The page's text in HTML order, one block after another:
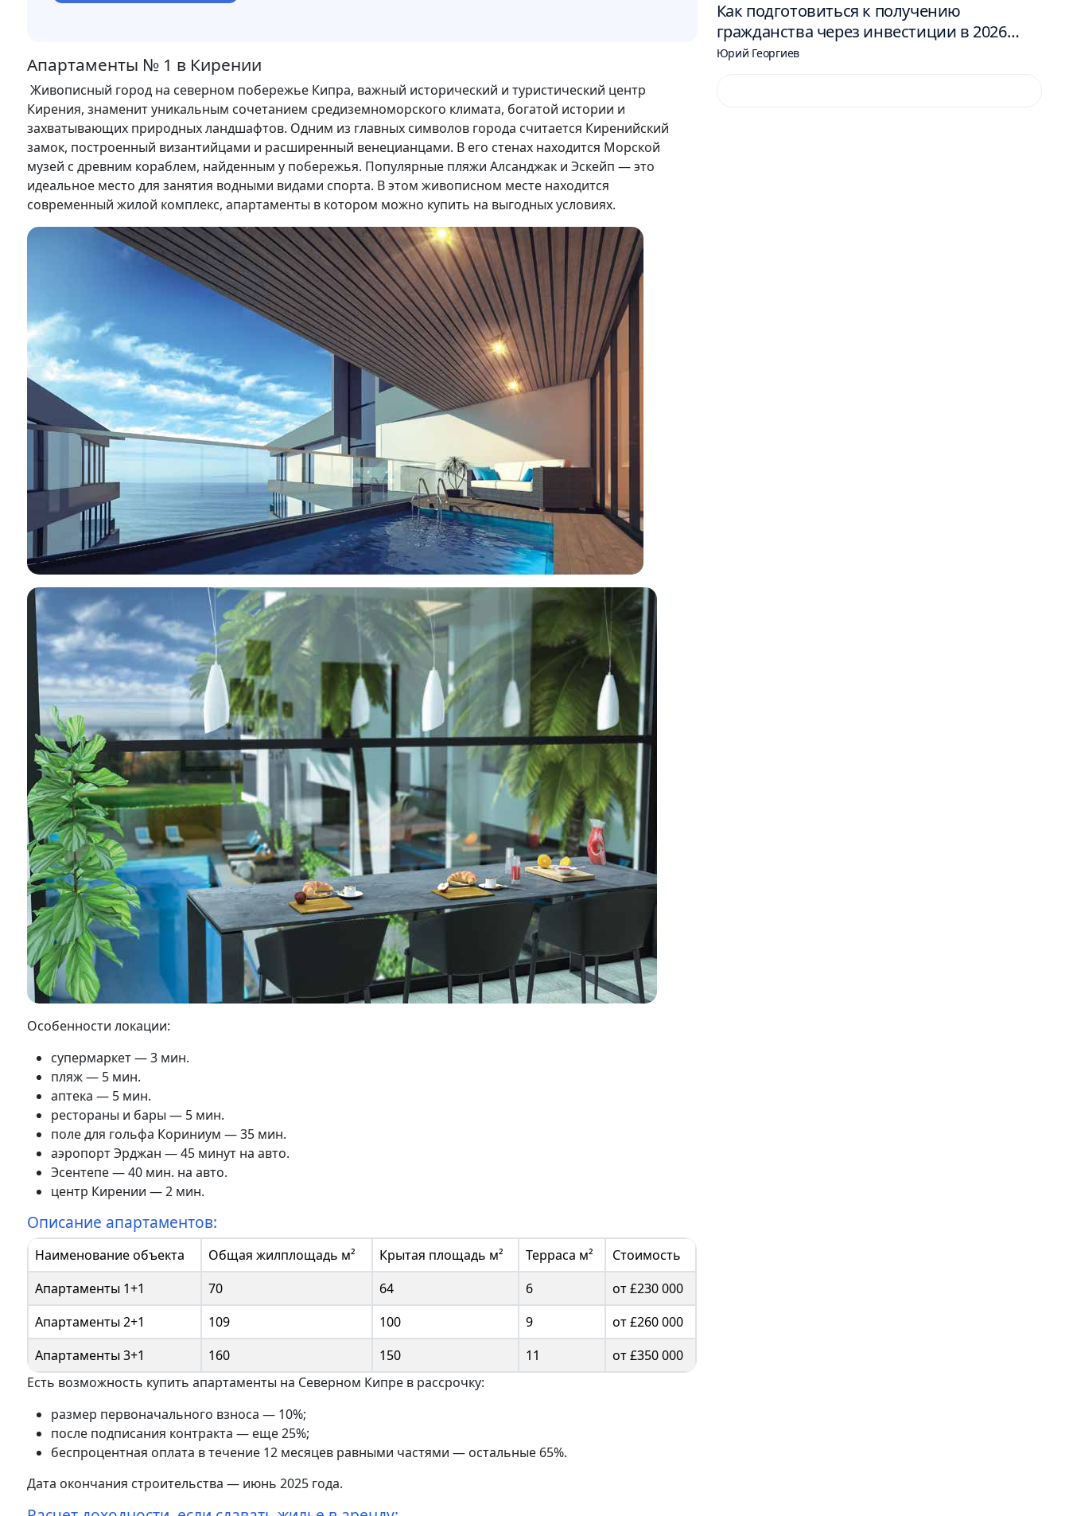
Апартаменты № 1 в Кирении
Живописный город на северном побережье Кипра, важный исторический и туристический центр
Кирения, знаменит уникальным сочетанием средиземноморского климата, богатой истории и
захватывающих природных ландшафтов. Одним из главных символов города считается Киренийский
замок, построенный византийцами и расширенный венецианцами. В его стенах находится Морской
музей с древним кораблем, найденным у побережья. Популярные пляжи Алсанджак и Эскейп — это
идеальное место для занятия водными видами спорта. В этом живописном месте находится
современный жилой комплекс, апартаменты в котором можно купить на выгодных условиях.
Особенности локации:
супермаркет — 3 мин.
пляж — 5 мин.
аптека — 5 мин.
рестораны и бары — 5 мин.
поле для гольфа Кориниум — 35 мин.
аэропорт Эрджан — 45 минут на авто.
Эсентепе — 40 мин. на авто.
центр Кирении — 2 мин.
Описание апартаментов:
Наименование объекта Общая жилплощадь м² Крытая площадь м² Терраса м²
Стоимость
Апартаменты 1+1
70 64 6
от £230 000
Апартаменты 2+1
109 100 9
от £260 000
Апартаменты 3+1
160 150 11
от £350 000
Есть возможность купить апартаменты на Северном Кипре в рассрочку:
размер первоначального взноса — 10%;
после подписания контракта — еще 25%;
беспроцентная оплата в течение 12 месяцев равными частями — остальные 65%.
Дата окончания строительства — июнь 2025 года.
Как подготовиться к получению
гражданства через инвестиции в 2026
году: 6 шагов
Юрий Георгиев